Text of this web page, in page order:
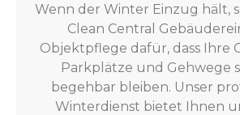
Wenn der Winter Einzug hält,
Clean Central
Objektpflege dafür, dass Ihre
Parkplätze und Gehwege
begehbar bleiben. Unser
Winterdienst bietet Ihnen